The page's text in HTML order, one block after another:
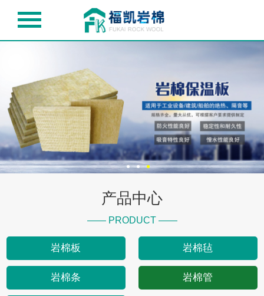
产品中心
—— PRODUCT ——
岩棉板 岩棉毡
岩棉条 岩棉管